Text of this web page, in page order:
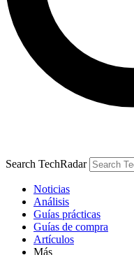
Search TechRadar
Noticias
Análisis
Guías prácticas
Guías de compra
Artículos
Más